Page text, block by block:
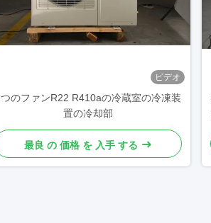
ビデオ
のファンR22 R410aの冷蔵室の冷凍装
置の冷却部
最良 の 価格 を 入手 する